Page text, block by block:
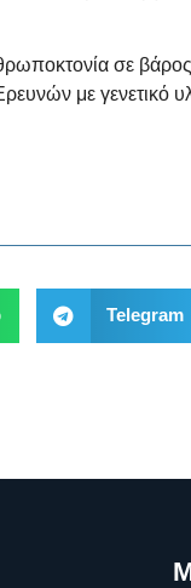
σε
με γενετικό
Telegram